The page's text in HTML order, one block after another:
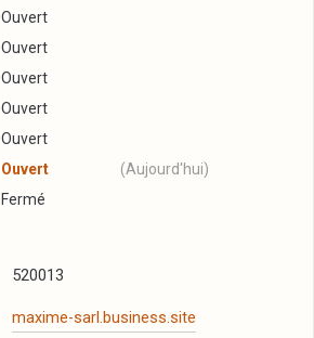
Ouvert
Ouvert
Ouvert
Ouvert
Ouvert
Ouvert
(Aujourd'hui)
Fermé
520013
maxime-sarl.business.site